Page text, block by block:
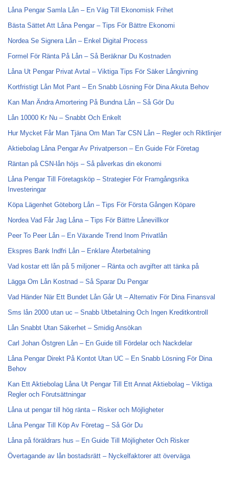
Låna Pengar Samla Lån – En Väg Till Ekonomisk Frihet
Bästa Sättet Att Låna Pengar – Tips För Bättre Ekonomi
Nordea Se Signera Lån – Enkel Digital Process
Formel För Ränta På Lån – Så Beräknar Du Kostnaden
Låna Ut Pengar Privat Avtal – Viktiga Tips För Säker Långivning
Kortfristigt Lån Mot Pant – En Snabb Lösning För Dina Akuta Behov
Kan Man Ändra Amortering På Bundna Lån – Så Gör Du
Lån 10000 Kr Nu – Snabbt Och Enkelt
Hur Mycket Får Man Tjäna Om Man Tar CSN Lån – Regler och Riktlinjer
Aktiebolag Låna Pengar Av Privatperson – En Guide För Företag
Räntan på CSN-lån höjs – Så påverkas din ekonomi
Låna Pengar Till Företagsköp – Strategier För Framgångsrika
Investeringar
Köpa Lägenhet Göteborg Lån – Tips För Första Gången Köpare
Nordea Vad Får Jag Låna – Tips För Bättre Lånevillkor
Peer To Peer Lån – En Växande Trend Inom Privatlån
Ekspres Bank Indfri Lån – Enklare Återbetalning
Vad kostar ett lån på 5 miljoner – Ränta och avgifter att tänka på
Lägga Om Lån Kostnad – Så Sparar Du Pengar
Vad Händer När Ett Bundet Lån Går Ut – Alternativ För Dina Finansval
Sms lån 2000 utan uc – Snabb Utbetalning Och Ingen Kreditkontroll
Lån Snabbt Utan Säkerhet – Smidig Ansökan
Carl Johan Östgren Lån – En Guide till Fördelar och Nackdelar
Låna Pengar Direkt På Kontot Utan UC – En Snabb Lösning För Dina
Behov
Kan Ett Aktiebolag Låna Ut Pengar Till Ett Annat Aktiebolag – Viktiga
Regler och Förutsättningar
Låna ut pengar till hög ränta – Risker och Möjligheter
Låna Pengar Till Köp Av Företag – Så Gör Du
Låna på föräldrars hus – En Guide Till Möjligheter Och Risker
Övertagande av lån bostadsrätt – Nyckelfaktorer att överväga